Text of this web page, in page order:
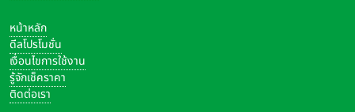
หน้าหลัก
ดีลโปรโมชั่น
เงื่อนไขการใช้งาน
รู้จักเช็คราคา
ติดต่อเรา